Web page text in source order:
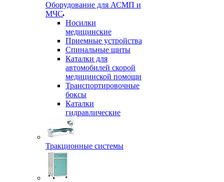
Оборудование для АСМП и
МЧС
Носилки
медицинские
Приемные устройства
Спинальные щиты
Каталки для
автомобилей скорой
медицинской помощи
Транспортировочные
боксы
Каталки
гидравлические
Тракционные системы